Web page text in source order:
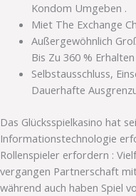
Kondom Umgeben .
Miet The Exchange
Außergewöhnlich
Bis Zu 360 %
Selbstausschluss,
Dauerhafte
Das Glücksspielkasino hat
Informationstechnologie
Rollenspieler erfordern :
vergangen Partnerschaft
während auch haben Spiel